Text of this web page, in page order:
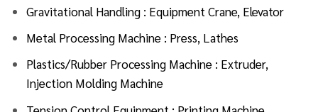
Gravitational Handling : Equipment Crane, Elevator
Metal Processing Machine : Press, Lathes
Plastics/Rubber Processing Machine : Extruder,
Injection Molding Machine